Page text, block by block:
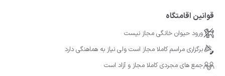
قوانین اقامتگاه
ورود حیوان خانگی مجاز نیست
برگزاری مراسم کاملا مجاز است ولی نیاز به هماهنگی دارد
جمع های مجردی کاملا مجاز و آزاد است